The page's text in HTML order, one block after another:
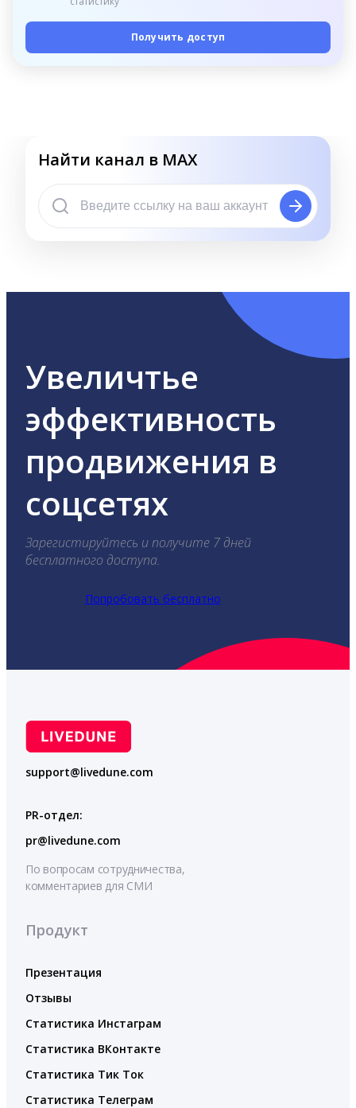
Получить доступ
Найти канал в MAX
Увеличтье
эффективность
продвижения в
соцсетях
Зарегистируйтесь и получите 7 дней
бесплатного доступа.
Попробовать бесплатно
support@livedune.com
PR-отдел:
pr@livedune.com
По вопросам сотрудничества,
комментариев для СМИ
Продукт
Презентация
Отзывы
Статистика Инстаграм
Статистика ВКонтакте
Статистика Тик Ток
Статистика Телеграм